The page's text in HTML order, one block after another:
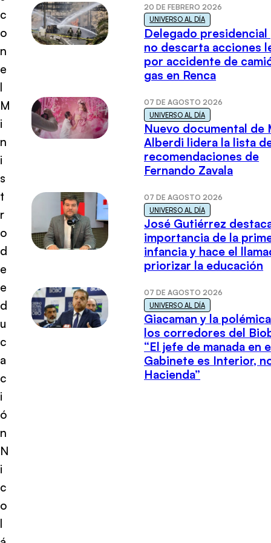
c
o
n
e
l
M
i
n
i
s
t
r
o
d
e
e
d
u
c
a
c
i
ó
n
N
i
c
o
l
20 DE FEBRERO 2026
UNIVERSO AL DÍA
Delegado presidencial
no descarta acciones
por accidente de
gas en Renca
07 DE AGOSTO 2026
UNIVERSO AL DÍA
Nuevo documental de
Alberdi lidera la lista
recomendaciones de
Fernando Zavala
07 DE AGOSTO 2026
UNIVERSO AL DÍA
José Gutiérrez
importancia de la
infancia y hace el
priorizar la educación
07 DE AGOSTO 2026
UNIVERSO AL DÍA
Giacaman y la
los corredores del
“El jefe de manada en
Gabinete es Interior,
Hacienda”